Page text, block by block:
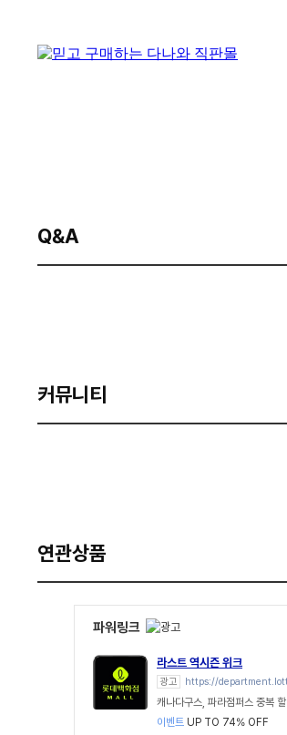
Q&A
커뮤니티
연관상품
파워링크
라스트 역시즌 위크
광고 https://
캐나다구스, 파라점퍼스 중복
이벤트 UP TO 74% OFF